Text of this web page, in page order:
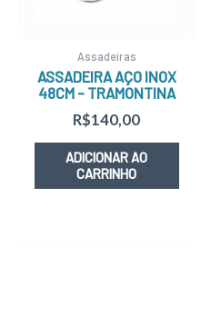
Assadeiras
ASSADEIRA AÇO INOX
48CM – TRAMONTINA
R$140,00
ADICIONAR AO
CARRINHO